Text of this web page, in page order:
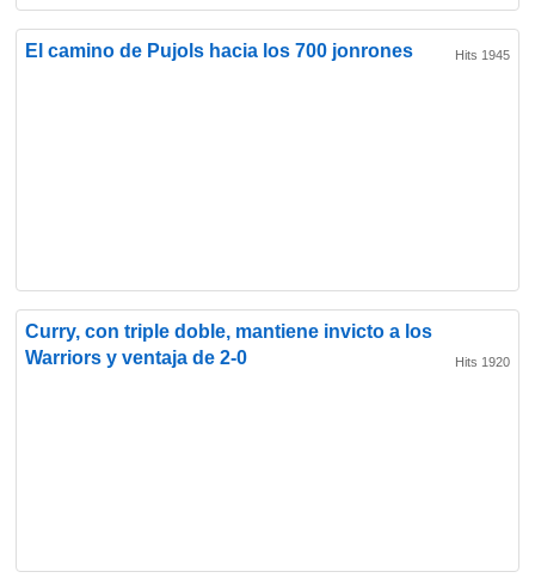
El camino de Pujols hacia los 700 jonrones Hits 1945
Curry, con triple doble, mantiene invicto a los
Warriors y ventaja de 2-0
Hits 1920